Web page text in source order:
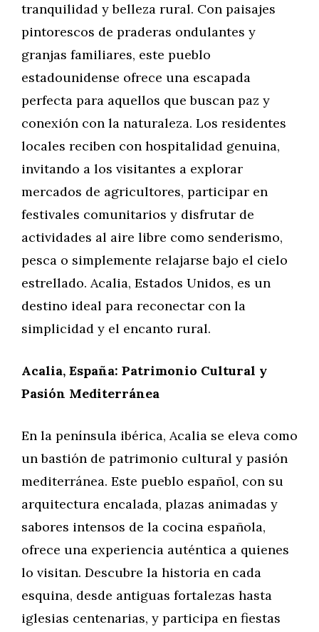
tranquilidad y belleza rural. Con paisajes
pintorescos de praderas ondulantes y
granjas familiares, este pueblo
estadounidense ofrece una escapada
perfecta para aquellos que buscan paz y
conexión con la naturaleza. Los residentes
locales reciben con hospitalidad genuina,
invitando a los visitantes a explorar
mercados de agricultores, participar en
festivales comunitarios y disfrutar de
actividades al aire libre como senderismo,
pesca o simplemente relajarse bajo el cielo
estrellado. Acalia, Estados Unidos, es un
destino ideal para reconectar con la
simplicidad y el encanto rural.
Acalia, España: Patrimonio Cultural y
Pasión Mediterránea
En la península ibérica, Acalia se eleva como
un bastión de patrimonio cultural y pasión
mediterránea. Este pueblo español, con su
arquitectura encalada, plazas animadas y
sabores intensos de la cocina española,
ofrece una experiencia auténtica a quienes
lo visitan. Descubre la historia en cada
esquina, desde antiguas fortalezas hasta
iglesias centenarias, y participa en fiestas